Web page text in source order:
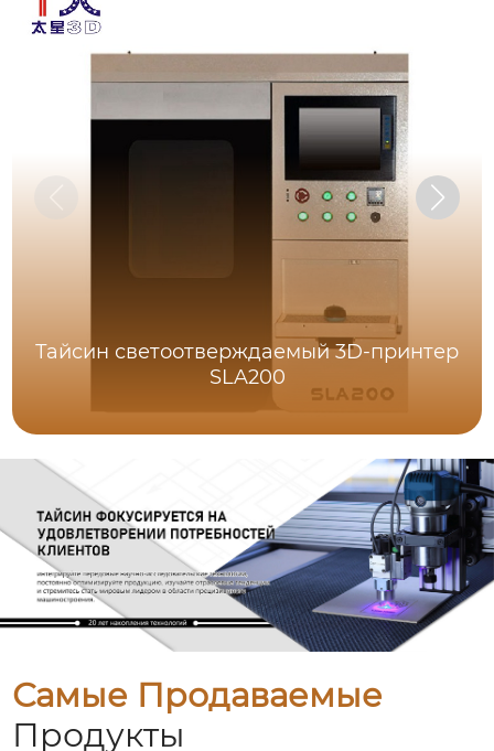
Тайсин светоотверждаемый 3D-принтер
SLA200
Самые Продаваемые
Продукты